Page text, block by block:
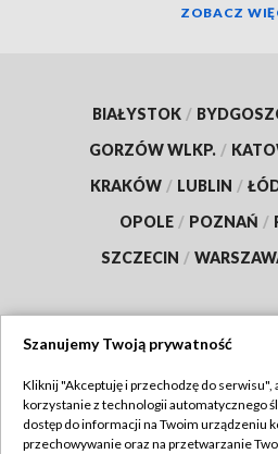
ZOBACZ
BIAŁYSTOK /
GORZÓW WLKP. /
KRAKÓW / LUBLIN /
OPOLE / POZNAŃ /
SZCZECIN /
TVP
Abonament TVP
Szanujemy Twoją prywatność
Kliknij "Akceptuję i przechodzę do serwisu",
korzystanie z technologii automatycznego
dostęp do informacji na Twoim urządzeniu
przechowywanie oraz na przetwarzanie